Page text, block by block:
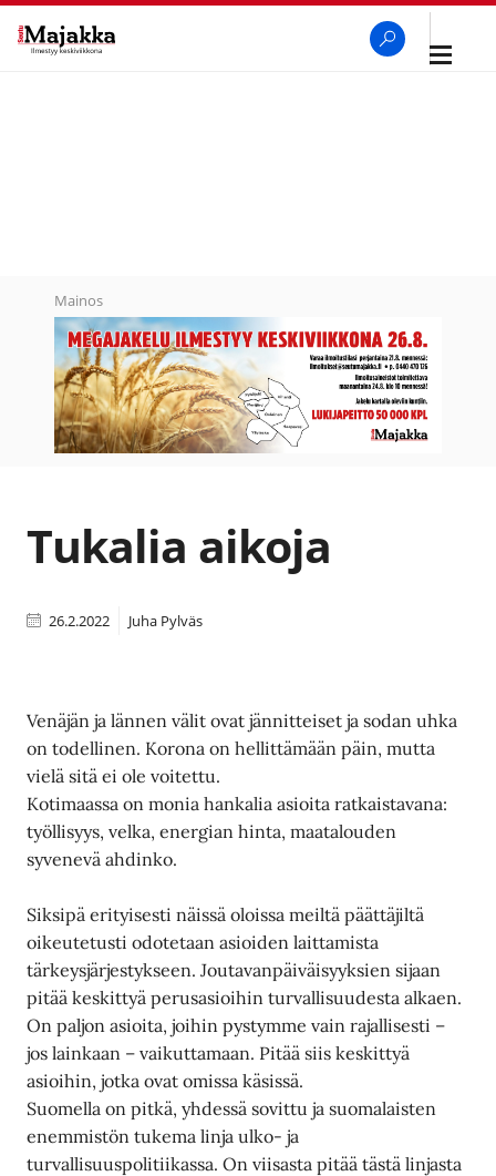
Avaa
Mainos
Tukalia aikoja
26.2.2022 Juha Pylväs
Venäjän ja lännen välit ovat jännitteiset ja sodan uhka
on todellinen. Korona on hellittämään päin, mutta
vielä sitä ei ole voitettu.
Kotimaassa on monia hankalia asioita ratkaistavana:
työllisyys, velka, energian hinta, maatalouden
syvenevä ahdinko.
Siksipä erityisesti näissä oloissa meiltä päättäjiltä
oikeutetusti odotetaan asioiden laittamista
tärkeysjärjestykseen. Joutavanpäiväisyyksien sijaan
pitää keskittyä perusasioihin turvallisuudesta alkaen.
On paljon asioita, joihin pystymme vain rajallisesti –
jos lainkaan – vaikuttamaan. Pitää siis keskittyä
asioihin, jotka ovat omissa käsissä.
Suomella on pitkä, yhdessä sovittu ja suomalaisten
enemmistön tukema linja ulko- ja
turvallisuuspolitiikassa. On viisasta pitää tästä linjasta